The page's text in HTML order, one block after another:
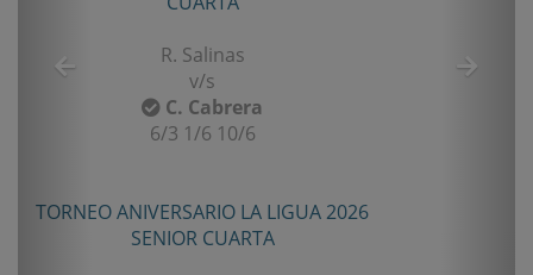
R. Salinas
v/s
C. Cabrera
6/3 1/6 10/6
TORNEO ANIVERSARIO LA LIGUA 2026
SENIOR CUARTA